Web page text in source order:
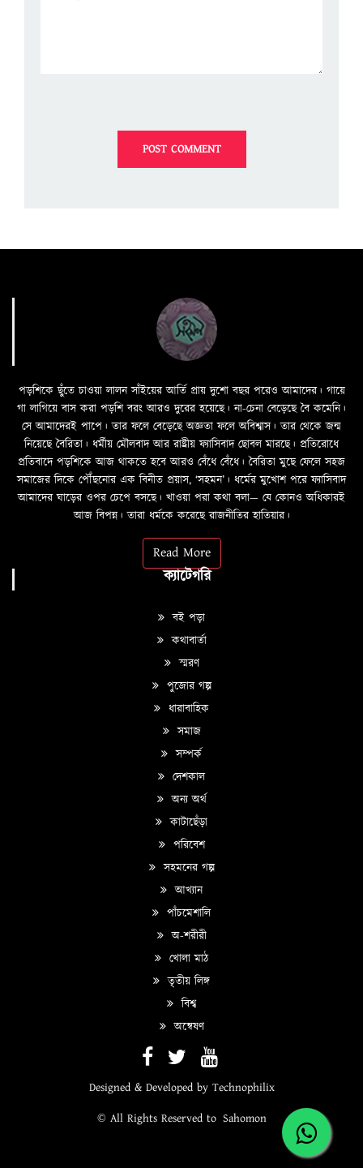
পড়শিকে ছুঁতে চাওয়া লালন সাঁইয়ের আর্তি প্রায় দুশো বছর পরেও আমাদের। গায়ে
গা লাগিয়ে বাস করা পড়শি বরং আরও দুরের হয়েছে। না-চেনা বেড়েছে বৈ কমেনি।
সে আমাদেরই পাপে। তার ফলে বেড়েছে অজ্ঞতা ফলে অবিশ্বাস। তার থেকে জন্ম
নিয়েছে বৈরিতা। ধর্মীয় মৌলবাদ আর রাষ্ট্রীয় ফ্যাসিবাদ ছোবল মারছে। প্রতিরোধে
প্রতিবাদে পড়শিকে আজ থাকতে হবে আরও বেঁধে বেঁধে। বৈরিতা মুছে ফেলে সহজ
সমাজের দিকে পৌঁছনোর এক বিনীত প্রয়াস, ‘সহমন’। ধর্মের মুখোশ পরে ফ্যাসিবাদ
আমাদের ঘাড়ের ওপর চেপে বসছে। খাওয়া পরা কথা বলা—­­ যে কোনও অধিকারই
আজ বিপন্ন। তারা ধর্মকে করেছে রাজনীতির হাতিয়ার।
Read More
ক্যাটেগরি
বই পড়া
কথাবার্তা
স্মরণ
পুজোর গল্প
ধারাবাহিক
সমাজ
সম্পর্ক
দেশকাল
অন্য অর্থ
কাটাছেঁড়া
পরিবেশ
সহমনের গল্প
আখ্যান
পাঁচমেশালি
অ-শরীরী
খোলা মাঠ
তৃতীয় লিঙ্গ
বিশ্ব
অন্বেষণ
Designed & Developed by Technophilix
© All Rights Reserved to Sahomon